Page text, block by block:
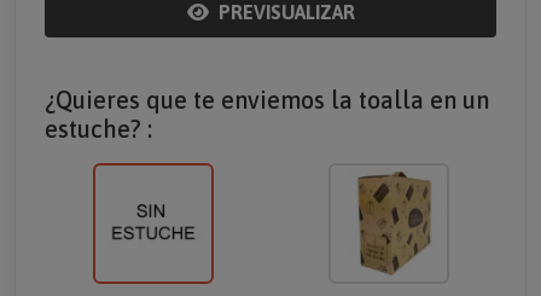
PREVISUALIZAR
¿Quieres que te enviemos la toalla en un
estuche? :